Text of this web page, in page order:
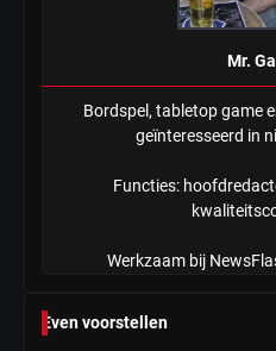
Mr.
Bordspel, tabletop game
geïnteresseerd in
Functies:
Werkzaam bij
Even voorstellen